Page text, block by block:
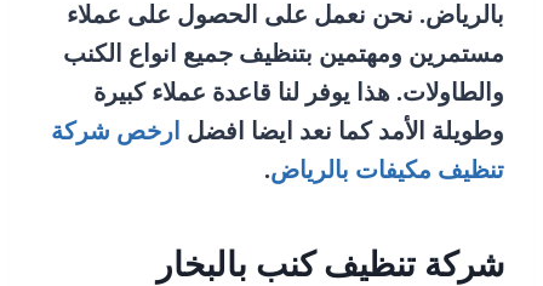
بالرياض. نحن نعمل على الحصول على عملاء
مستمرين ومهتمين بتنظيف جميع انواع الكنب
والطاولات. هذا يوفر لنا قاعدة عملاء كبيرة
وطويلة الأمد كما نعد ايضا افضل ارخص شركة
تنظيف مكيفات بالرياض.
شركة تنظيف كنب بالبخار